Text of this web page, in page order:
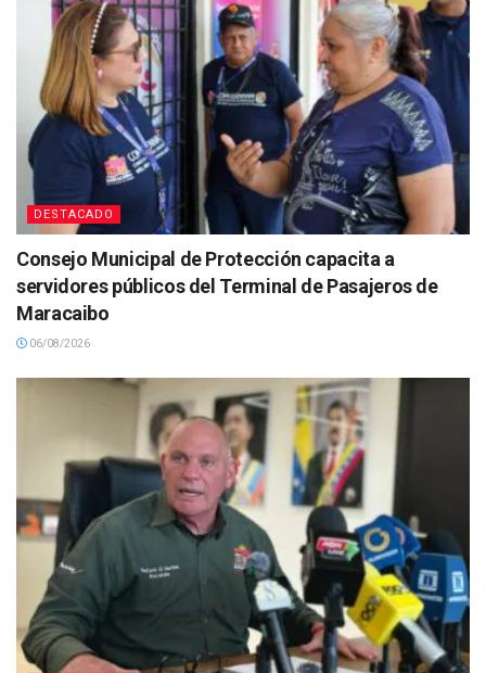
DESTACADO
Consejo Municipal de Protección capacita a
servidores públicos del Terminal de Pasajeros de
Maracaibo
06/08/2026